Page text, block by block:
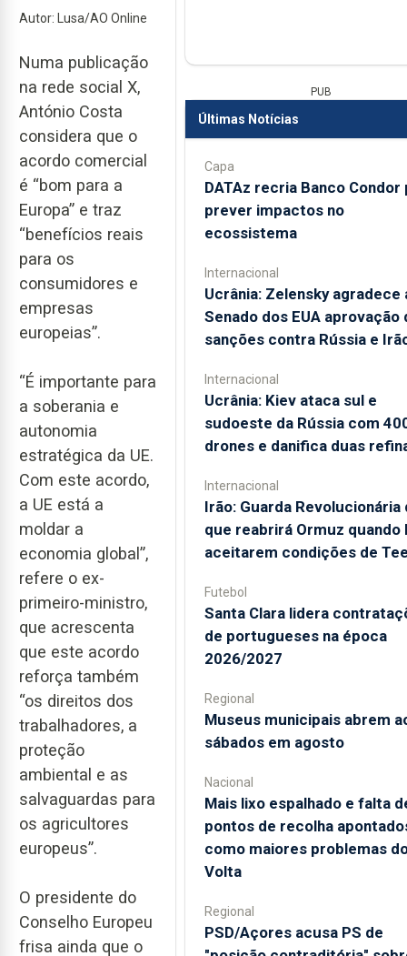
Autor: Lusa/AO Online
Numa publicação
na rede social X,
António Costa
considera que o
acordo comercial
é “bom para a
Europa” e traz
“benefícios reais
para os
consumidores e
empresas
europeias”.
“É importante para
a soberania e
autonomia
estratégica da UE.
Com este acordo,
a UE está a
moldar a
economia global”,
refere o ex-
primeiro-ministro,
que acrescenta
que este acordo
reforça também
“os direitos dos
trabalhadores, a
proteção
ambiental e as
salvaguardas para
os agricultores
europeus”.
O presidente do
Conselho Europeu
frisa ainda que o
PUB
Últimas Notícias
Capa
DATAz recria Banco Condor
prever impactos no
ecossistema
Internacional
Ucrânia: Zelensky agradece
Senado dos EUA aprovação
sanções contra Rússia e
Internacional
Ucrânia: Kiev ataca sul e
sudoeste da Rússia com
drones e danifica duas
Internacional
Irão: Guarda Revolucionária
que reabrirá Ormuz quando
aceitarem condições de
Futebol
Santa Clara lidera
de portugueses na época
2026/2027
Regional
Museus municipais abrem
sábados em agosto
Nacional
Mais lixo espalhado e falta
pontos de recolha
como maiores problemas
Volta
Regional
PSD/Açores acusa PS de